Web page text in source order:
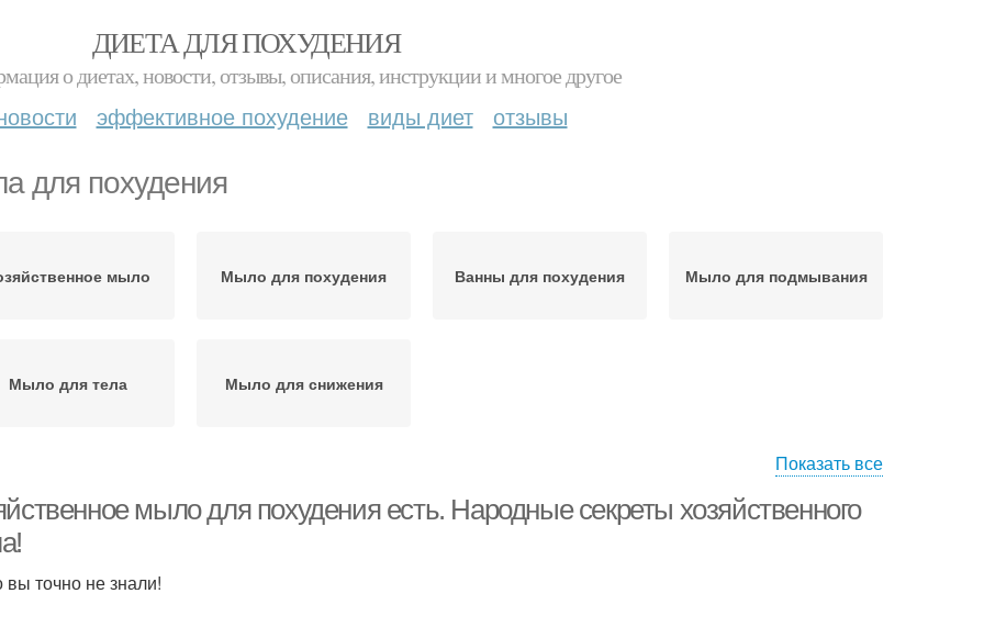
ДИЕТА ДЛЯ ПОХУДЕНИЯ
о диетах, новости, отзывы, описания, инструкции и многое другое
эффективное похудение виды диет отзывы
для похудения
мыло Мыло для похудения Ванны для похудения Мыло для подмывания
Мыло для тела Мыло для снижения
Показать все
мыло для похудения есть. Народные секреты хозяйственного
вы точно не знали!